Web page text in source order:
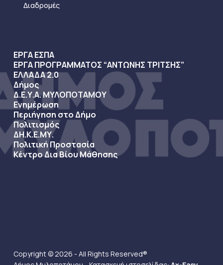
Διαδρομές
ΕΡΓΑ ΕΣΠΑ
ΕΡΓΑ ΠΡΟΓΡΑΜΜΑΤΟΣ “ΑΝΤΩΝΗΣ ΤΡΙΤΣΗΣ”
ΕΛΛΑΔΑ 2.0
Δήμος
Δ.Ε.Υ.Α. ΜΥΛΟΠΟΤΑΜΟΥ
Ενημέρωση
Περιήγηση στο Δήμο
Πολιτισμός
ΔΗ.Κ.Ε.ΜΥ.
Πολιτική Προστασία
Κέντρο Δια Βίου Μάθησης
Copyright © 2026 - All Rights Reserved®